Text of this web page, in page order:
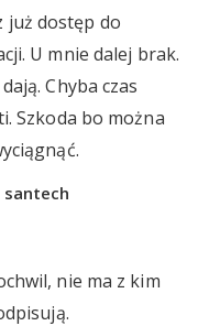
już dostęp do
U mnie dalej brak.
Chyba czas
Szkoda bo można
santech
nie ma z kim